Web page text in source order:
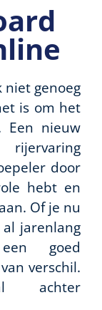
niet genoeg
is om het
Een nieuw
door
hebt en
Of je nu
jarenlang
goed
verschil.
achter